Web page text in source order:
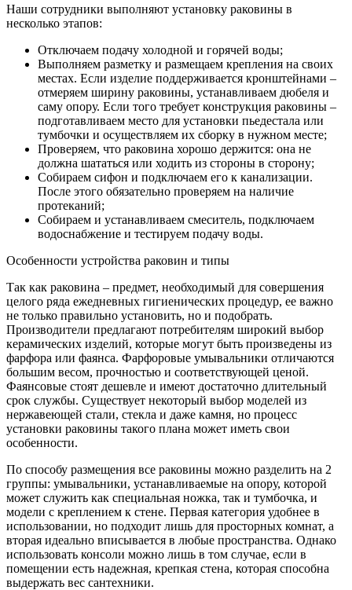
Наши сотрудники выполняют установку раковины в
несколько этапов:
Отключаем подачу холодной и горячей воды;
Выполняем разметку и размещаем крепления на своих
местах. Если изделие поддерживается кронштейнами –
отмеряем ширину раковины, устанавливаем дюбеля и
саму опору. Если того требует конструкция раковины –
подготавливаем место для установки пьедестала или
тумбочки и осуществляем их сборку в нужном месте;
Проверяем, что раковина хорошо держится: она не
должна шататься или ходить из стороны в сторону;
Собираем сифон и подключаем его к канализации.
После этого обязательно проверяем на наличие
протеканий;
Собираем и устанавливаем смеситель, подключаем
водоснабжение и тестируем подачу воды.
Особенности устройства раковин и типы
Так как раковина – предмет, необходимый для совершения
целого ряда ежедневных гигиенических процедур, ее важно
не только правильно установить, но и подобрать.
Производители предлагают потребителям широкий выбор
керамических изделий, которые могут быть произведены из
фарфора или фаянса. Фарфоровые умывальники отличаются
большим весом, прочностью и соответствующей ценой.
Фаянсовые стоят дешевле и имеют достаточно длительный
срок службы. Существует некоторый выбор моделей из
нержавеющей стали, стекла и даже камня, но процесс
установки раковины такого плана может иметь свои
особенности.
По способу размещения все раковины можно разделить на 2
группы: умывальники, устанавливаемые на опору, которой
может служить как специальная ножка, так и тумбочка, и
модели с креплением к стене. Первая категория удобнее в
использовании, но подходит лишь для просторных комнат, а
вторая идеально вписывается в любые пространства. Однако
использовать консоли можно лишь в том случае, если в
помещении есть надежная, крепкая стена, которая способна
выдержать вес сантехники.